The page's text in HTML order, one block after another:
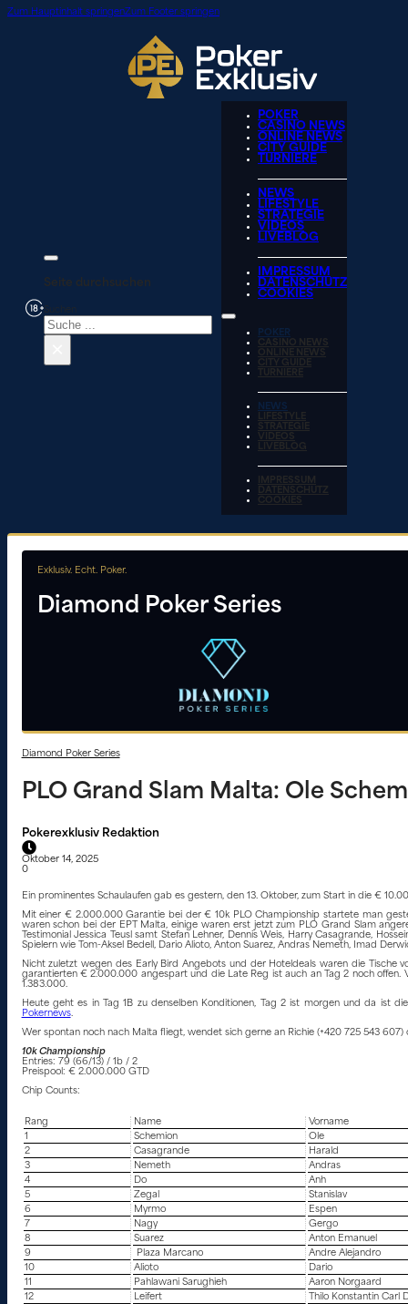
Zum Hauptinhalt springenZum Footer springen
Seite durchsuchen
POKER
CASINO NEWS
ONLINE NEWS
CITY GUIDE
TURNIERE
NEWS
LIFESTYLE
STRATEGIE
VIDEOS
LIVEBLOG
IMPRESSUM
DATENSCHUTZ
COOKIES
POKER
CASINO NEWS
ONLINE NEWS
CITY GUIDE
TURNIERE
NEWS
LIFESTYLE
STRATEGIE
VIDEOS
LIVEBLOG
IMPRESSUM
DATENSCHUTZ
COOKIES
Exklusiv. Echt. Poker.
Diamond Poker Series
Diamond Poker Series
PLO Grand Slam Malta: Ole
Pokerexklusiv Redaktion
Oktober 14, 2025
0
Ein prominentes Schaulaufen gab es gestern, den 13. Oktober, zum Start in die €
Mit einer € 2.000.000 Garantie bei der € 10k PLO Championship startete man
waren schon bei der EPT Malta, einige waren erst jetzt zum PLO Grand Slam
Testimonial Jessica Teusl samt Stefan Lehner, Dennis Weis, Harry Casagrande,
Spielern wie Tom-Aksel Bedell, Dario Alioto, Anton Suarez, Andras Nemeth, Imad
Nicht zuletzt wegen des Early Bird Angebots und der Hoteldeals waren die
garantierten € 2.000.000 angespart und die Late Reg ist auch an Tag 2 noch offen.
1.383.000.
Heute geht es in Tag 1B zu denselben Konditionen, Tag 2 ist morgen und da ist
Pokernews.
Wer spontan noch nach Malta fliegt, wendet sich gerne an Richie (+420 725 543
10k Championship
Entries: 79 (66/13) / 1b / 2
Preispool: € 2.000.000 GTD
Chip Counts:
Rang Name
Vorname
1
Schemion
Ole
2
Casagrande
Harald
3
Nemeth
Andras
4
Do
Anh
5
Zegal
Stanislav
6
Myrmo
Espen
7
Nagy
Gergo
8
Suarez
Anton Emanuel
9
Plaza Marcano
Andre Alejandro
10
Alioto
Dario
11
Pahlawani Sarughieh
Aaron Norgaard
12
Leifert
Thilo Konstantin Carl